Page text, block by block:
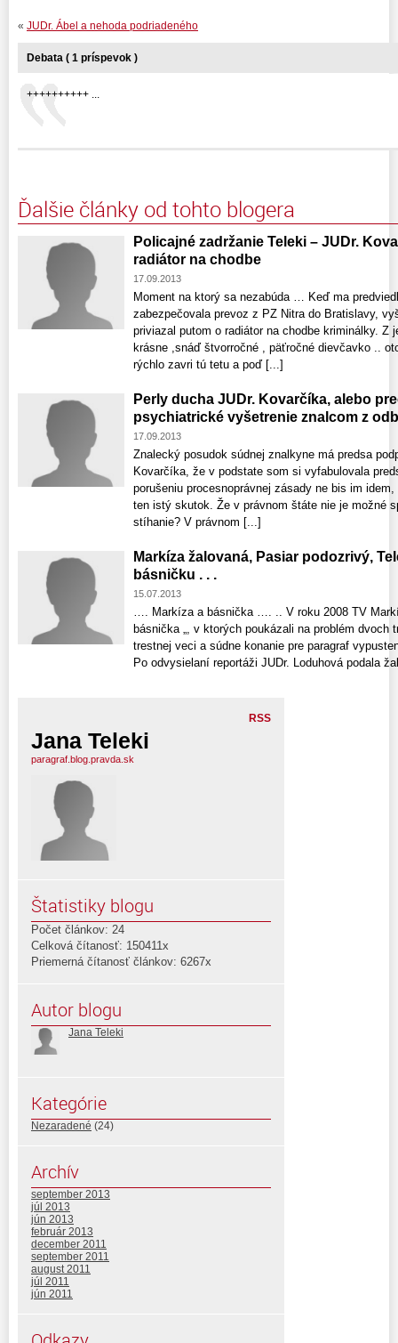
« JUDr. Ábel a nehoda podriadeného
Debata ( 1 príspevok )
++++++++++ ...
Ďalšie články od tohto blogera
Policajné zadržanie Teleki – JUDr.
radiátor na chodbe
17.09.2013
Moment na ktorý sa nezabúda … Keď ma
zabezpečovala prevoz z PZ Nitra do Bratislavy,
priviazal putom o radiátor na chodbe kriminálky. Z
krásne ,snáď štvorročné , päťročné dievčavko ..
rýchlo zavri tú tetu a poď [...]
Perly ducha JUDr. Kovarčíka, alebo
psychiatrické vyšetrenie znalcom z
17.09.2013
Znalecký posudok súdnej znalkyne má predsa
Kovarčíka, že v podstate som si vyfabulovala
porušeniu procesnoprávnej zásady ne bis im
ten istý skutok. Že v právnom štáte nie je možné
stíhanie? V právnom [...]
Markíza žalovaná, Pasiar podozrivý,
básničku . . .
15.07.2013
…. Markíza a básnička …. .. V roku 2008 TV
básnička „, v ktorých poukázali na problém dvoch
trestnej veci a súdne konanie pre paragraf
Po odvysielaní reportáži JUDr. Loduhová podala
RSS
Jana Teleki
paragraf.blog.pravda.sk
Štatistiky blogu
Počet článkov: 24
Celková čítanosť: 150411x
Priemerná čítanosť článkov: 6267x
Autor blogu
Jana Teleki
Kategórie
Nezaradené (24)
Archív
september 2013
júl 2013
jún 2013
február 2013
december 2011
september 2011
august 2011
júl 2011
jún 2011